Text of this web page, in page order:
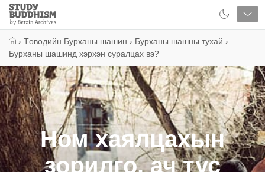
Close
Study
Buddhism
› Төвөдийн Бурханы шашин › Бурханы шашны тухай ›
Бурханы шашинд хэрхэн суралцах вэ?
Ном хаялцахын
зорилго, ач тус